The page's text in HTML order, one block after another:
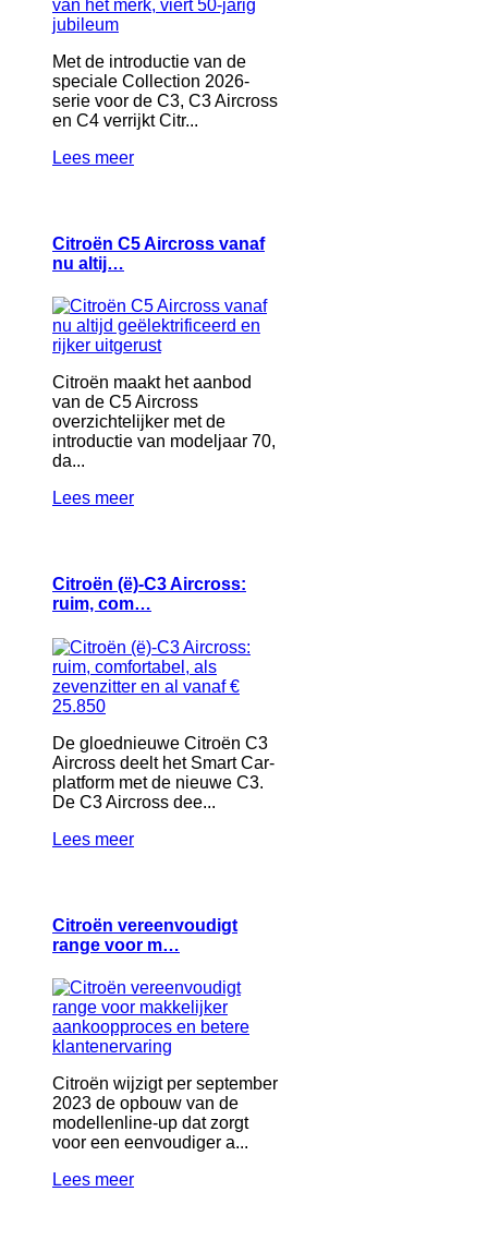
Met de introductie van de
speciale Collection 2026-
serie voor de C3, C3 Aircross
en C4 verrijkt Citr...
Lees meer
Citroën C5 Aircross vanaf
nu altij…
Citroën maakt het aanbod
van de C5 Aircross
overzichtelijker met de
introductie van modeljaar 70,
da...
Lees meer
Citroën (ë)-C3 Aircross:
ruim, com…
De gloednieuwe Citroën C3
Aircross deelt het Smart Car-
platform met de nieuwe C3.
De C3 Aircross dee...
Lees meer
Citroën vereenvoudigt
range voor m…
Citroën wijzigt per september
2023 de opbouw van de
modellenline-up dat zorgt
voor een eenvoudiger a...
Lees meer